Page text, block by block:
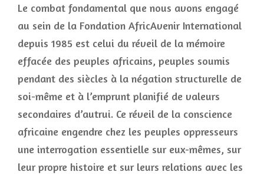
Le combat fondamental que nous avons engagé
au sein de la Fondation AfricAvenir International
depuis 1985 est celui du réveil de la mémoire
effacée des peuples africains, peuples soumis
pendant des siècles à la négation structurelle de
soi-même et à l’emprunt planifié de valeurs
secondaires d’autrui. Ce réveil de la conscience
africaine engendre chez les peuples oppresseurs
une interrogation essentielle sur eux-mêmes, sur
leur propre histoire et sur leurs relations avec les